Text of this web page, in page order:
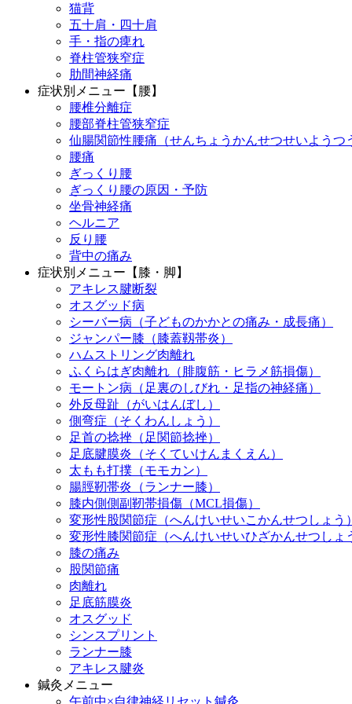
猫背
五十肩・四十肩
手・指の痺れ
脊柱管狭窄症
肋間神経痛
症状別メニュー【腰】
腰椎分離症
腰部脊柱管狭窄症
仙腸関節性腰痛（せんちょうかんせつせいようつ
腰痛
ぎっくり腰
ぎっくり腰の原因・予防
坐骨神経痛
ヘルニア
反り腰
背中の痛み
症状別メニュー【膝・脚】
アキレス腱断裂
オスグッド病
シーバー病（子どものかかとの痛み・成長痛）
ジャンパー膝（膝蓋靱帯炎）
ハムストリング肉離れ
ふくらはぎ肉離れ（腓腹筋・ヒラメ筋損傷）
モートン病（足裏のしびれ・足指の神経痛）
外反母趾（がいはんぼし）
側弯症（そくわんしょう）
足首の捻挫（足関節捻挫）
足底腱膜炎（そくていけんまくえん）
太もも打撲（モモカン）
腸脛靭帯炎（ランナー膝）
膝内側側副靭帯損傷（MCL損傷）
変形性股関節症（へんけいせいこかんせつしょう
変形性膝関節症（へんけいせいひざかんせつしょ
膝の痛み
股関節痛
肉離れ
足底筋膜炎
オスグッド
シンスプリント
ランナー膝
アキレス腱炎
鍼灸メニュー
午前中×自律神経リセット鍼灸